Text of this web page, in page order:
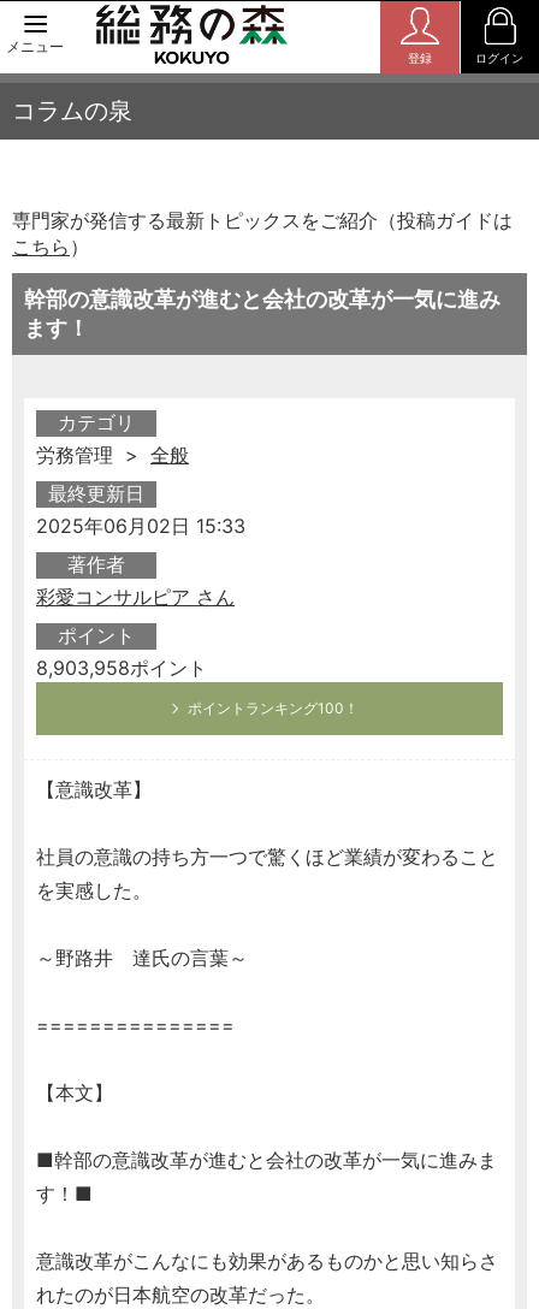
メニュー
登録 ログイン
コラムの泉
専門家が発信する最新トピックスをご紹介（投稿ガイドは
こちら ）
幹部の意識改革が進むと会社の改革が一気に進み
ます！
カテゴリ
労務管理 > 全般
最終更新日
2025年06月02日 15:33
著作者
彩愛コンサルピア さん
ポイント
8,903,958ポイント
ポイントランキング100！
【意識改革】
社員の意識の持ち方一つで驚くほど業績が変わること
を実感した。
～野路井 達氏の言葉～
===============
【本文】
■幹部の意識改革が進むと会社の改革が一気に進みま
す！■
意識改革がこんなにも効果があるものかと思い知らさ
れたのが日本航空の改革だった。